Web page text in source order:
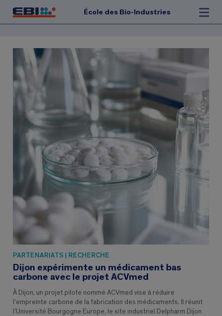
École des Bio-Industries
PARTENARIATS | RECHERCHE
Dijon expérimente un médicament bas
carbone avec le projet ACVmed
À Dijon, un projet pilote nommé ACVmed vise à réduire
l’empreinte carbone de la fabrication des médicaments. Il réunit
l’Université Bourgogne Europe, le site industriel Delpharm Dijon